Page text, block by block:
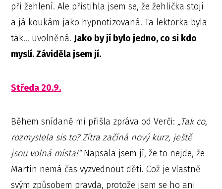
při žehlení. Ale přistihla jsem se, že žehlička stojí
a já koukám jako hypnotizovaná. Ta lektorka byla
tak… uvolněná. Jako by jí bylo jedno, co si kdo
myslí. Záviděla jsem jí.
Středa 20.9.
Během snídaně mi přišla zpráva od Verči: „Tak co,
rozmyslela sis to? Zítra začíná nový kurz, ještě
jsou volná místa!“Napsala jsem jí, že to nejde, že
Martin nemá čas vyzvednout děti. Což je vlastně
svým způsobem pravda, protože jsem se ho ani